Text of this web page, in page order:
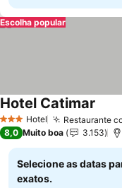
Escolha popular
3 EstrelasHotel Restaurante
Hotel Catimar
8,0 Muito boa 3.153
Selecione as datas
exatos.